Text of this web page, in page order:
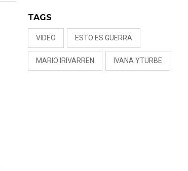
TAGS
VIDEO ESTO ES GUERRA
MARIO IRIVARREN IVANA YTURBE